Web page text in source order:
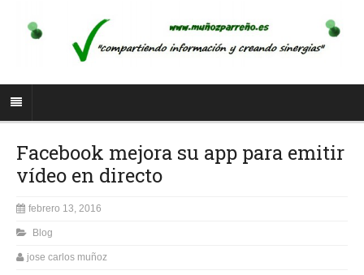
Facebook mejora su app para emitir
vídeo en directo
febrero 13, 2016
Blog
jose carlos muñoz